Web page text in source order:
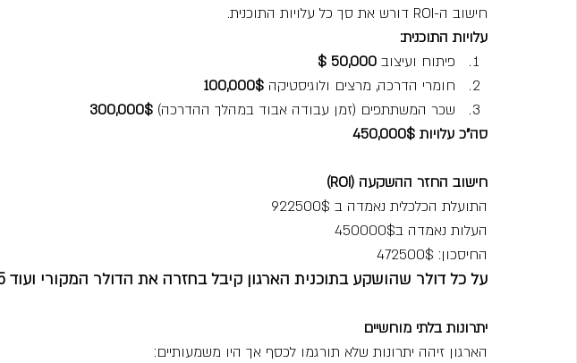
חישוב ה-ROI דורש את סך כל עלויות התוכנית.
עלויות התוכנית:
פיתוח ועיצוב
חומרי הדרכה, מרצים ולוגיסטיקה 100,000$
שכר המשתתפים (זמן עבודה אבוד במהלך ההדרכה)
סה"כ עלויות 450,000$
חישוב החזר ההשקעה (ROI)
התועלת הכלכלית נאמדה ב 922500$
העלות נאמדה ב450000$
החיסכון: 472500$
על כל דולר שהושקע בתוכנית הארגון קיבל בחזרה את הדולר המקורי ועוד 1.05 דולר כרווח נקי!!
יתרונות בלתי מוחשיים
הארגון זיהה יתרונות שלא תורגמו לכסף אך היו משמעותיים: